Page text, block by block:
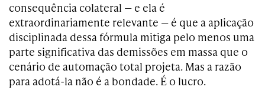
consequência colateral — e ela é
extraordinariamente relevante — é que a aplicação
disciplinada dessa fórmula mitiga pelo menos uma
parte significativa das demissões em massa que o
cenário de automação total projeta. Mas a razão
para adotá-la não é a bondade. É o lucro.